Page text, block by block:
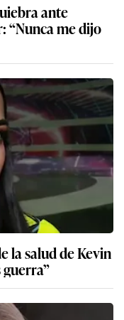
ante
“Nunca me dijo
la salud de Kevin